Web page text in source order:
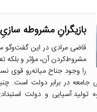
بازیگرانِ مشروطه
قاضی مرادی در این گفت‌وگو
مشروط‌کردن آن، مؤثر و
را وجود جناح میانه‌رو قوی
جامعه در برابر دولت است.
آسیایی و دولت استبدادی